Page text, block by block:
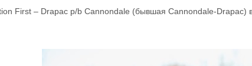
First – Drapac p/b Cannondale (бывшая Cannondale-Drapac)